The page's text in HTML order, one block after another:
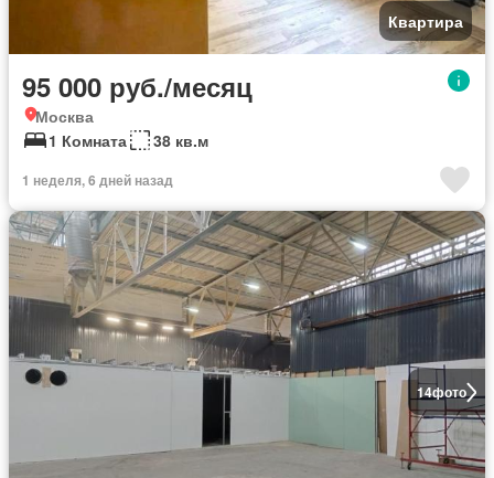
Квартира
95 000 руб./месяц
Москва
1 Комната
38 кв.м
1 неделя, 6 дней назад
14фото